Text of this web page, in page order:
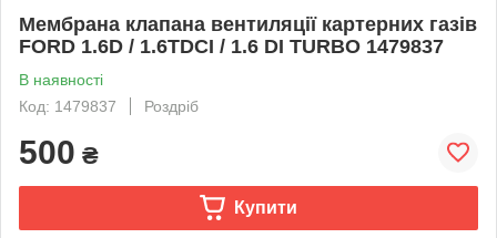
Мембрана клапана вентиляції картерних газів
FORD 1.6D / 1.6TDCI / 1.6 DI TURBO 1479837
В наявності
Код: 1479837
Роздріб
500 ₴
Купити